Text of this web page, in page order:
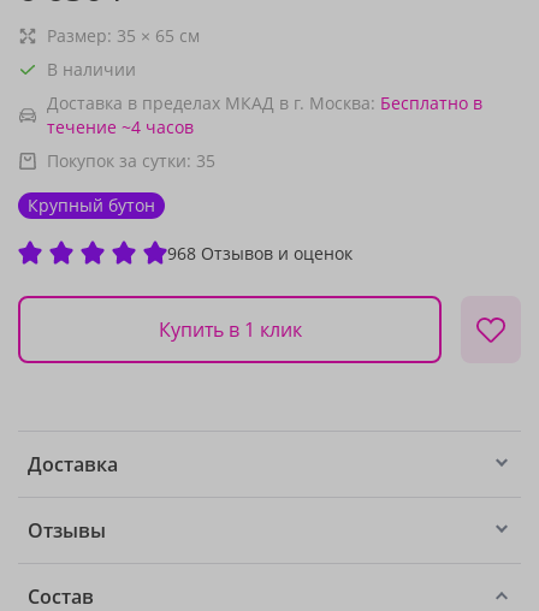
Размер: 35 × 65 см
В наличии
Доставка в пределах МКАД в г. Москва: Бесплатно в
течение ~4 часов
Покупок за сутки: 35
Крупный бутон
968 Отзывов и оценок
Купить в 1 клик
Доставка
Отзывы
Состав